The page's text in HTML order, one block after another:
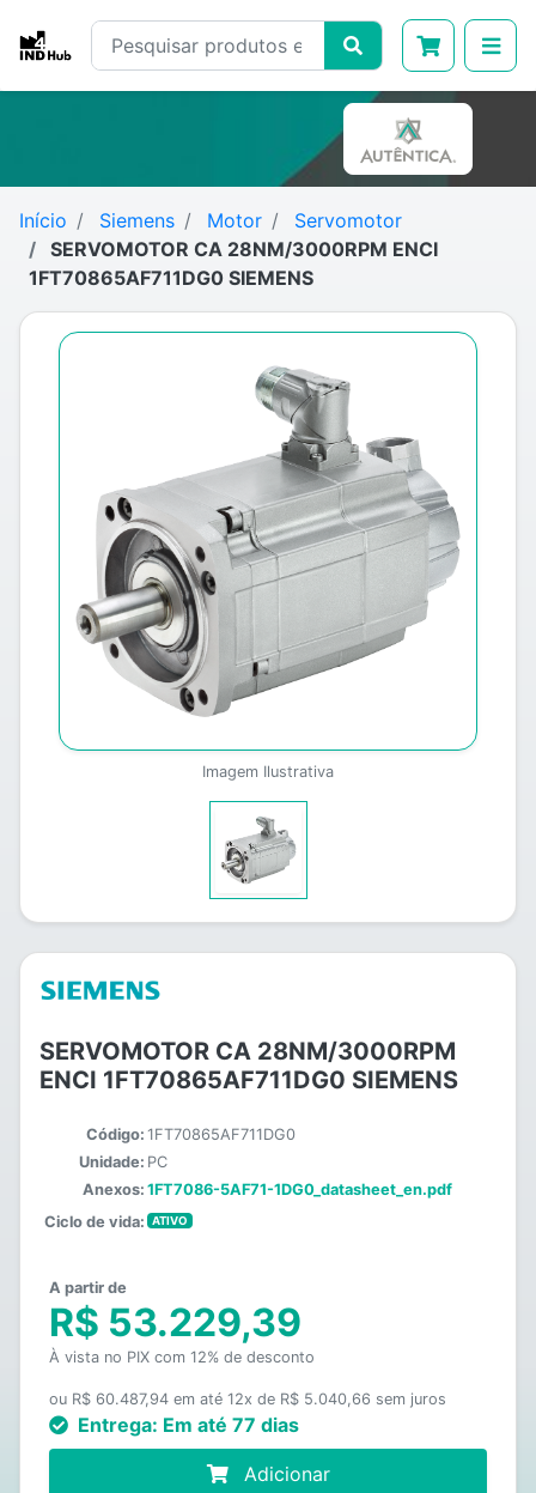
Início Siemens Motor
Servomotor
SERVOMOTOR CA 28NM/3000RPM ENCI
1FT70865AF711DG0 SIEMENS
Imagem Ilustrativa
SERVOMOTOR CA 28NM/3000RPM
ENCI 1FT70865AF711DG0 SIEMENS
Código: 1FT70865AF711DG0
Unidade: PC
Anexos: 1FT7086-5AF71-1DG0_datasheet_en.pdf
Ciclo de vida:
ATIVO
A partir de
R$ 53.229,39
À vista no PIX com 12% de desconto
ou R$ 60.487,94 em até 12x de R$ 5.040,66 sem juros
Entrega: Em até 77 dias
Adicionar